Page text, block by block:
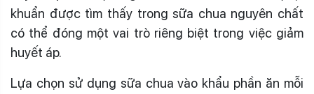
khuẩn được tìm thấy trong sữa chua nguyên chất
có thể đóng một vai trò riêng biệt trong việc giảm
huyết áp.
Lựa chọn sử dụng sữa chua vào khẩu phần ăn mỗi